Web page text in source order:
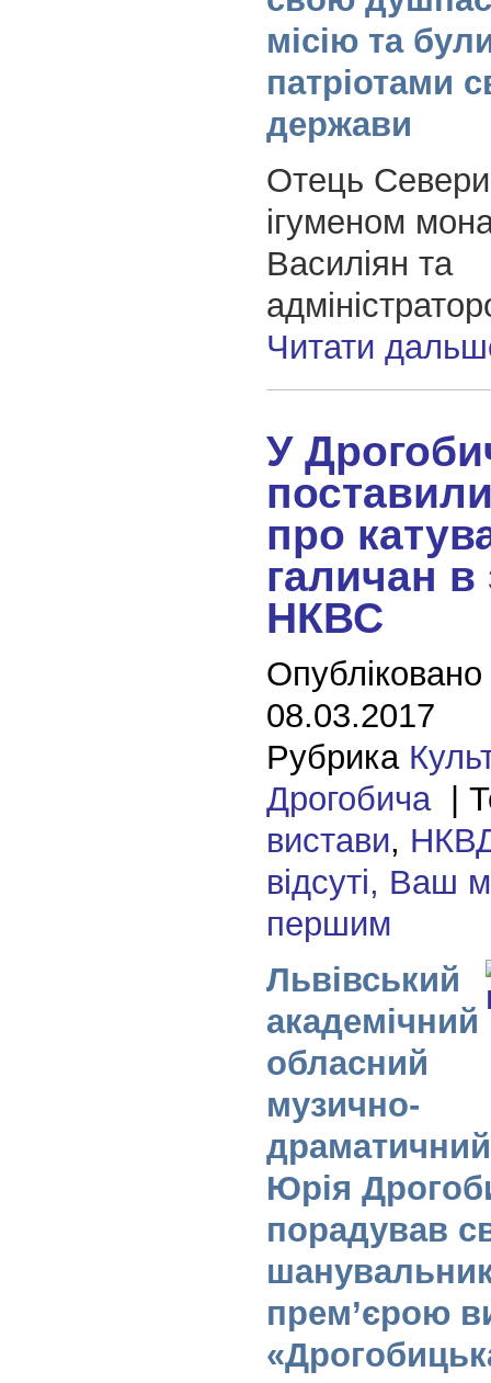
місію та
патріотами
держави
Отець
ігуменом
Василіян та
Читати
У
про
галичан в
НКВС
08.03.2017
Рубрика
Дрогобича|
вистави,
відсуті, Ваш
першим
Львівський
академічний
обласний
музично-
Юрія
порадував
прем’єрою